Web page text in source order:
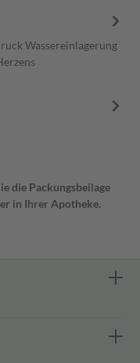
Wassereinlagerung
die Packungsbeilage
in Ihrer Apotheke.